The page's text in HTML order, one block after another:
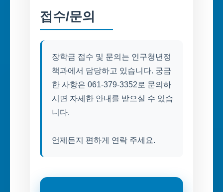
접수/문의
장학금 접수 및 문의는 인구청년정
책과에서 담당하고 있습니다. 궁금
한 사항은 061-379-3352로 문의하
시면 자세한 안내를 받으실 수 있습
니다.
언제든지 편하게 연락 주세요.